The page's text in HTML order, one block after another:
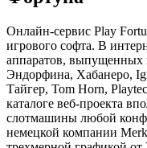
Онлайн-сервис Play
игрового софта. В
аппаратов, выпущенных
Эндорфина, Хабанеро,
Тайгер, Tom Horn,
каталоге веб-проекта
слотмашины любой
немецкой компании